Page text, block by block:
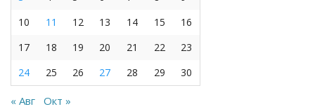
10
11 12 13 14 15
16
17
18 19 20 21 22
23
24
25 26 27 28 29 30
« Авг Окт »